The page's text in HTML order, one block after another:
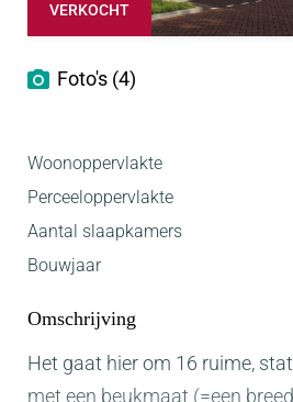
VERKOCHT
Foto's (4)
Woonoppervlakte
Perceeloppervlakte
Aantal slaapkamers
Bouwjaar
Omschrijving
Het gaat hier om 16 ruime,
met een beukmaat (=een